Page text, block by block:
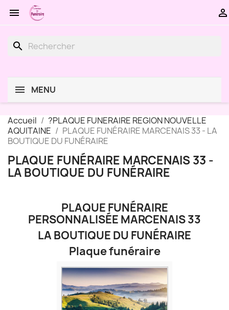
 
search
MENU
Accueil
?PLAQUE FUNERAIRE REGION NOUVELLE
AQUITAINE
PLAQUE FUNÉRAIRE MARCENAIS 33 - LA
BOUTIQUE DU FUNÉRAIRE
PLAQUE FUNÉRAIRE MARCENAIS 33 -
LA BOUTIQUE DU FUNÉRAIRE
PLAQUE FUNÉRAIRE
PERSONNALISÉE MARCENAIS 33
LA BOUTIQUE DU FUNÉRAIRE
Plaque funéraire